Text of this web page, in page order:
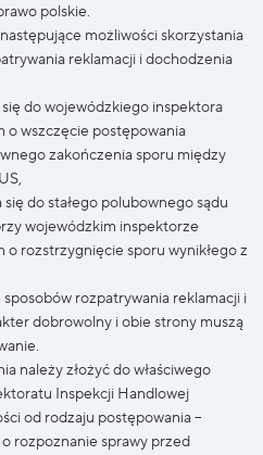
polskie.
możliwości skorzystania
reklamacji i dochodzenia
do wojewódzkiego inspektora
o wszczęcie postępowania
zakończenia sporu między
do stałego polubownego sądu
wojewódzkim inspektorze
rozstrzygnięcie sporu wynikłego z
rozpatrywania reklamacji i
dobrowolny i obie strony muszą
należy złożyć do właściwego
Inspekcji Handlowej
od rodzaju postępowania –
rozpoznanie sprawy przed